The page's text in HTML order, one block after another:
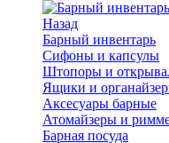
Назад
Барный инвентарь
Сифоны и капсулы
Штопоры и
Ящики и
Аксесуары барные
Атомайзеры и
Барная посуда